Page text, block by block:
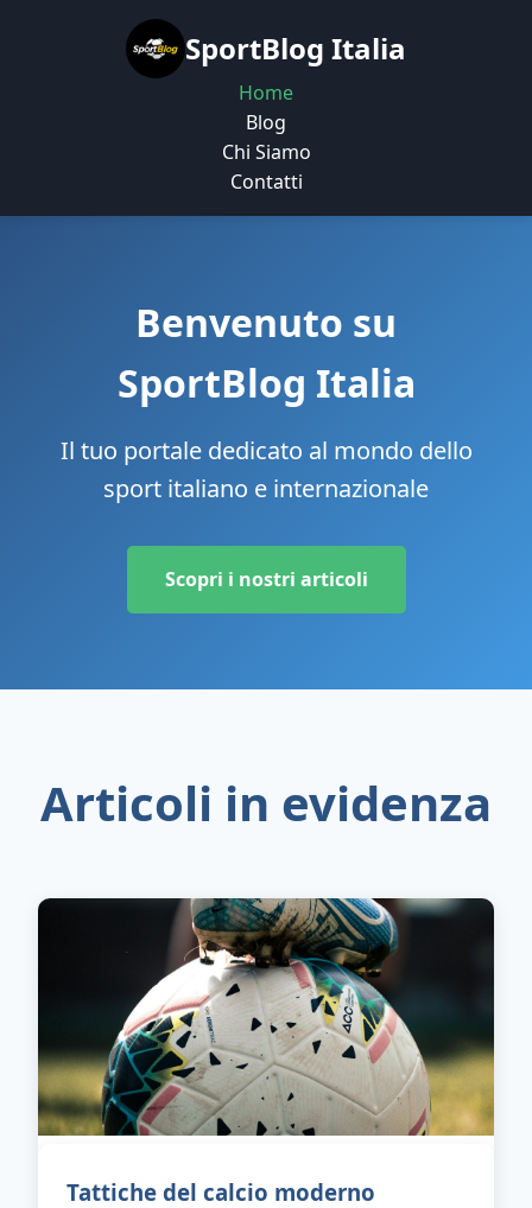
SportBlog Italia
Home
Blog
Chi Siamo
Contatti
Benvenuto su
SportBlog Italia
Il tuo portale dedicato al mondo dello
sport italiano e internazionale
Scopri i nostri articoli
Articoli in evidenza
Tattiche del calcio moderno